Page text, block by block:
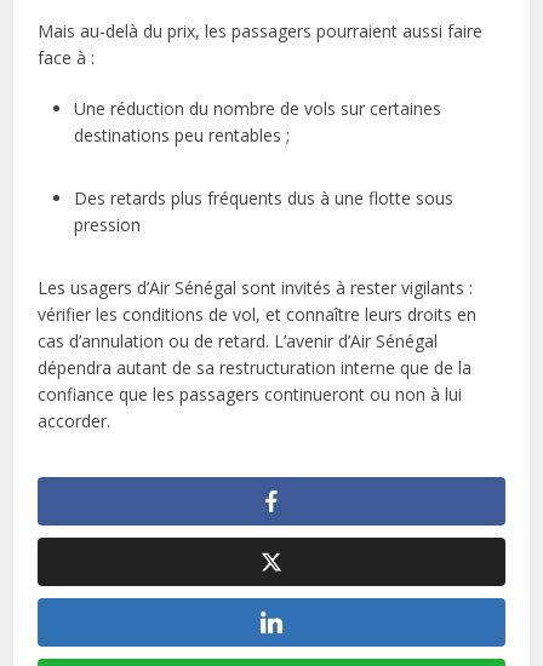
Mais au-delà du prix, les passagers pourraient aussi faire
face à :
Une réduction du nombre de vols sur certaines
destinations peu rentables ;
Des retards plus fréquents dus à une flotte sous
pression
Les usagers d’Air Sénégal sont invités à rester vigilants :
vérifier les conditions de vol, et connaître leurs droits en
cas d’annulation ou de retard. L’avenir d’Air Sénégal
dépendra autant de sa restructuration interne que de la
confiance que les passagers continueront ou non à lui
accorder.